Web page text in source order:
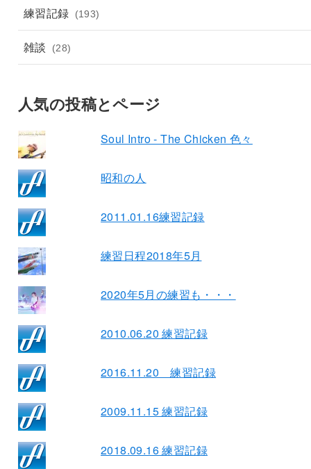
練習記録 (193)
雑談 (28)
人気の投稿とページ
Soul Intro - The Chicken 色々
昭和の人
2011.01.16練習記録
練習日程2018年5月
2020年5月の練習も・・・
2010.06.20 練習記録
2016.11.20 練習記録
2009.11.15 練習記録
2018.09.16 練習記録